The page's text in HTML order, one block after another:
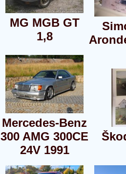
MG MGB GT
1,8
Mercedes-Benz
300 AMG 300CE
24V 1991